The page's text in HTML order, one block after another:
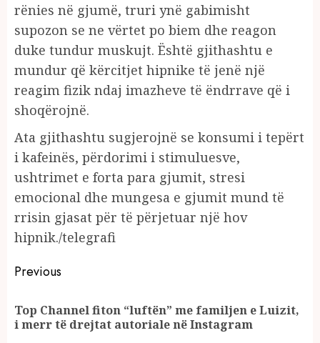
rënies në gjumë, truri ynë gabimisht
supozon se ne vërtet po biem dhe reagon
duke tundur muskujt. Është gjithashtu e
mundur që kërcitjet hipnike të jenë një
reagim fizik ndaj imazheve të ëndrrave që i
shoqërojnë.
Ata gjithashtu sugjerojnë se konsumi i tepërt
i kafeinës, përdorimi i stimuluesve,
ushtrimet e forta para gjumit, stresi
emocional dhe mungesa e gjumit mund të
rrisin gjasat për të përjetuar një hov
hipnik./telegrafi
Continue
Reading
Previous
Top Channel fiton “luftën” me familjen e Luizit,
i merr të drejtat autoriale në Instagram